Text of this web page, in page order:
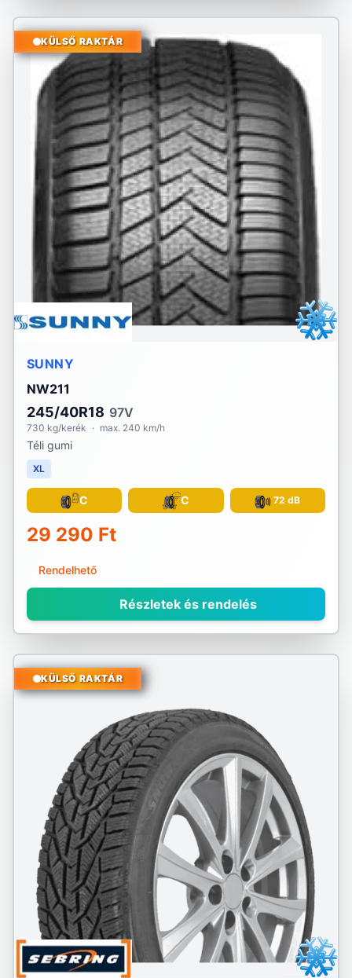
KÜLSŐ RAKTÁR
SUNNY
NW211
245/40R18 97V
730 kg/kerék · max. 240 km/h
Téli gumi
XL
C C 72 dB
29 290 Ft
Rendelhető
Részletek és rendelés
KÜLSŐ RAKTÁR